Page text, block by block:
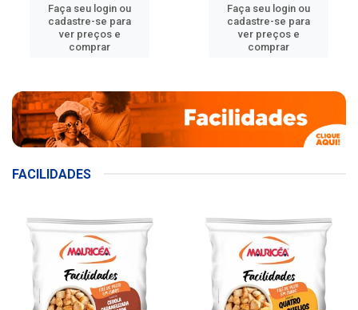
Faça seu login ou
cadastre-se para
ver preços e
comprar
Faça seu login ou
cadastre-se para
ver preços e
comprar
FACILIDADES